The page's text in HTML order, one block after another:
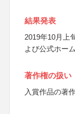
結果発表
2019年10月上
よび公式ホー
著作権の扱い
入賞作品の著